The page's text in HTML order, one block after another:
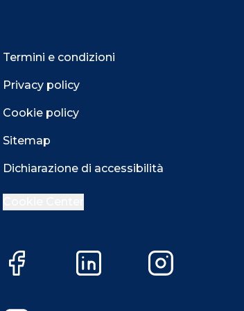
Termini e condizioni
Privacy policy
Cookie policy
Sitemap
Dichiarazione di accessibilità
Facebook LinkedIn Instagram